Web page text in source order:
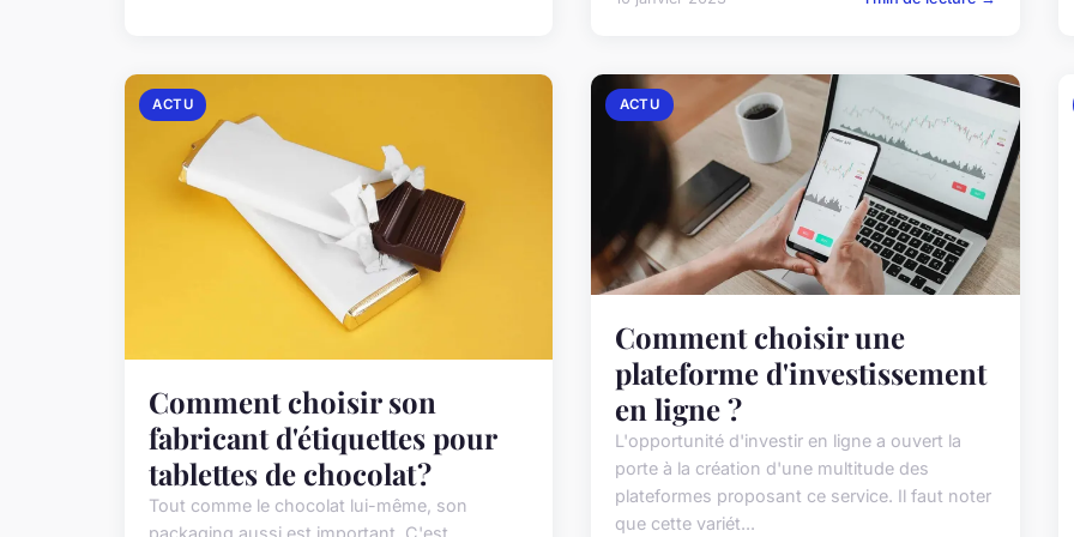
ACTU
Comment choisir son
fabricant d'étiquettes pour
tablettes de chocolat ?
Tout comme le chocolat lui-même, son
packaging aussi est important. C'est
ACTU
Comment choisir une
plateforme d'investissement
en ligne ?
L'opportunité d'investir en ligne a ouvert la
porte à la création d'une multitude des
plateformes proposant ce service. Il faut noter
que cette variét...